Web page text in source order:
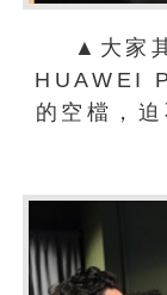
▲大家
HUAWEI
的空檔，